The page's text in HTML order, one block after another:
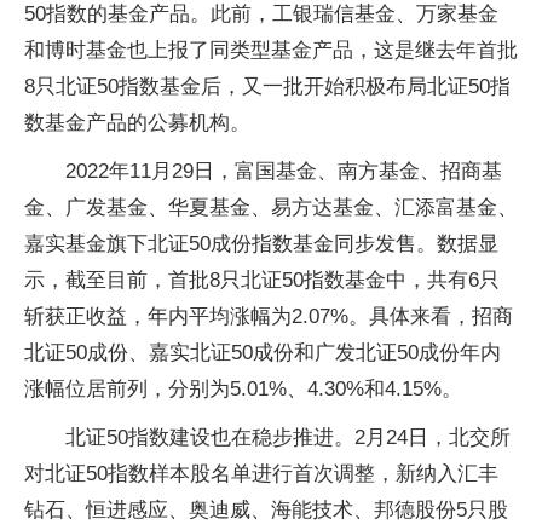
50指数的基金产品。此前，工银瑞信基金、万家基金
和博时基金也上报了同类型基金产品，这是继去年首批
8只北证50指数基金后，又一批开始积极布局北证50指
数基金产品的公募机构。
2022年11月29日，富国基金、南方基金、招商基
金、广发基金、华夏基金、易方达基金、汇添富基金、
嘉实基金旗下北证50成份指数基金同步发售。数据显
示，截至目前，首批8只北证50指数基金中，共有6只
斩获正收益，年内平均涨幅为2.07%。具体来看，招商
北证50成份、嘉实北证50成份和广发北证50成份年内
涨幅位居前列，分别为5.01%、4.30%和4.15%。
北证50指数建设也在稳步推进。2月24日，北交所
对北证50指数样本股名单进行首次调整，新纳入汇丰
钻石、恒进感应、奥迪威、海能技术、邦德股份5只股